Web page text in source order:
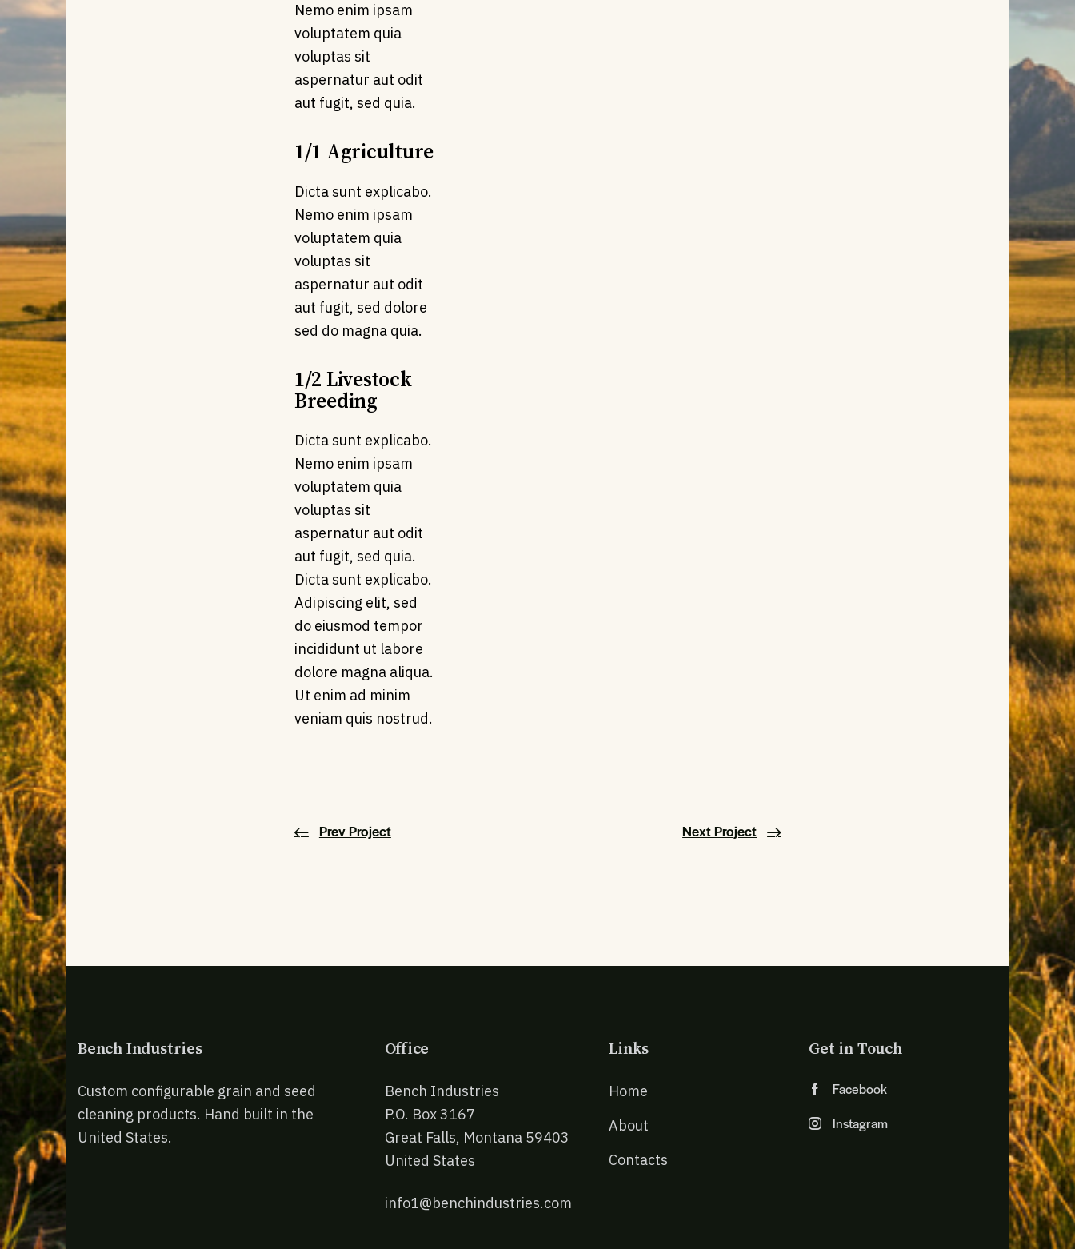
Nemo enim ipsam
voluptatem quia
voluptas sit
aspernatur aut odit
aut fugit, sed quia.
1/1 Agriculture
Dicta sunt explicabo.
Nemo enim ipsam
voluptatem quia
voluptas sit
aspernatur aut odit
aut fugit, sed dolore
sed do magna quia.
1/2 Livestock
Breeding
Dicta sunt explicabo.
Nemo enim ipsam
voluptatem quia
voluptas sit
aspernatur aut odit
aut fugit, sed quia.
Dicta sunt explicabo.
Adipiscing elit, sed
do eiusmod tempor
incididunt ut labore
dolore magna aliqua.
Ut enim ad minim
veniam quis nostrud.
Prev Project Next Project
Bench Industries
Custom configurable grain and seed
cleaning products. Hand built in the
United States.
Office
Bench Industries
P.O. Box 3167
Great Falls, Montana 59403
United States
info1@benchindustries.com
Links
Home
About
Contacts
Get in Touch
Facebook
Instagram